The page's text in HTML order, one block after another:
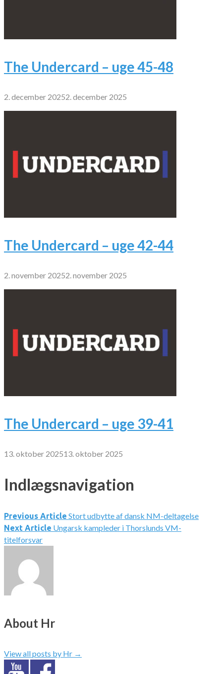
The Undercard – uge 45-48
2. december 20252. december 2025
The Undercard – uge 42-44
2. november 20252. november 2025
The Undercard – uge 39-41
13. oktober 202513. oktober 2025
Indlægsnavigation
Previous Article Stort udbytte af dansk NM-deltagelse
Next Article Ungarsk kampleder i Thorslunds VM-
titelforsvar
About Hr
View all posts by Hr →